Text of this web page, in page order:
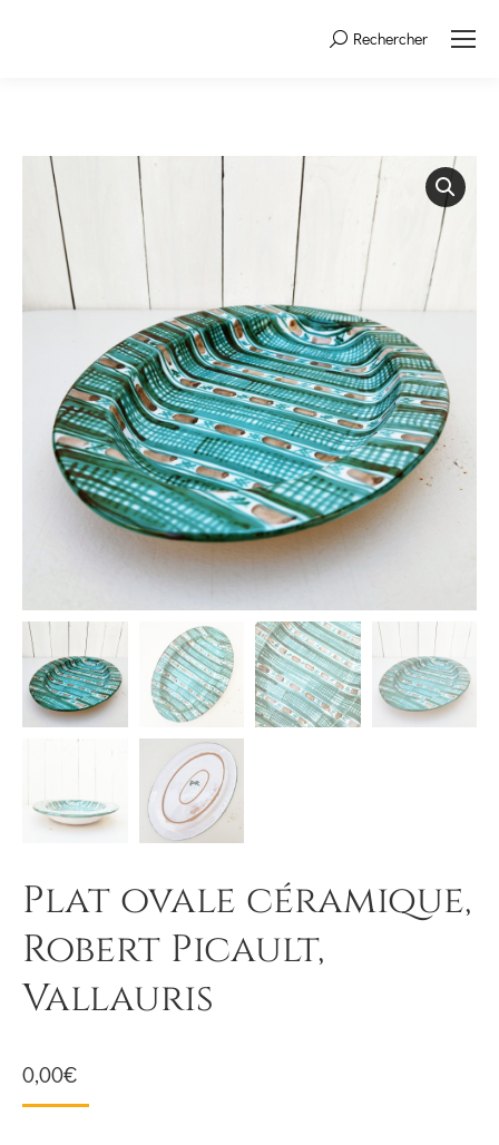
Search:Rechercher
Plat ovale céramique,
Robert Picault,
Vallauris
0,00€